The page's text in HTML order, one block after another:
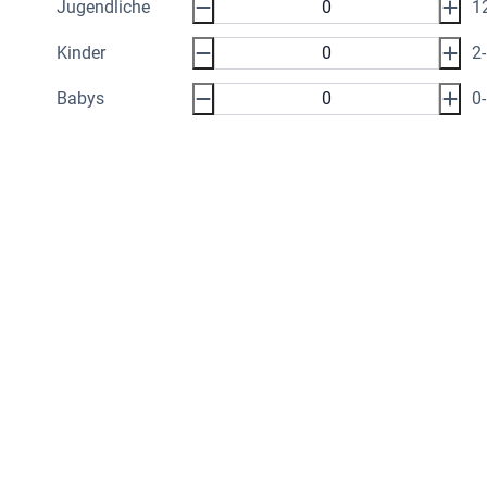
Jugendliche
Kinder
Babys